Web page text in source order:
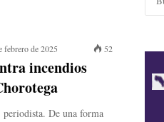
febrero de 2025 52
incendios
De una forma